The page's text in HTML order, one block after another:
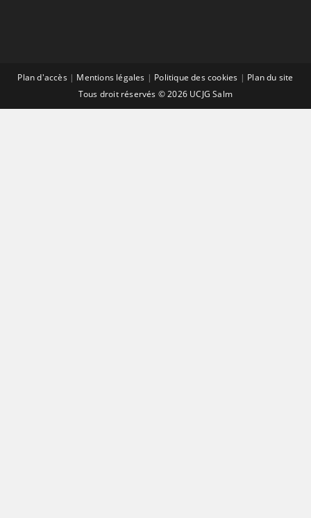
Plan d'accès| Mentions légales | Politique des cookies | Plan du site
Tous droit réservés © 2026 UCJG Salm